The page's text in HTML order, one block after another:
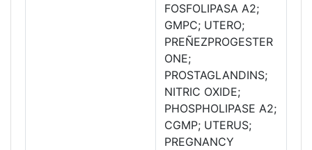
FOSFOLIPASA A2;
GMPC; UTERO;
PREÑEZPROGESTER
ONE;
PROSTAGLANDINS;
NITRIC OXIDE;
PHOSPHOLIPASE A2;
CGMP; UTERUS;
PREGNANCY